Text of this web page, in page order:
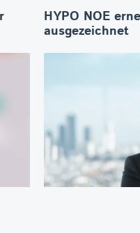
HYPO NOE
ausgezeichnet